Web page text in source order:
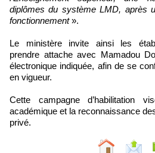
diplômes du système LMD, après
fonctionnement».
Le ministère invite ainsi les
prendre attache avec Mamadou
électronique indiquée, afin de se
en vigueur.
Cette campagne d’habilitation
académique et la reconnaissance
privé.